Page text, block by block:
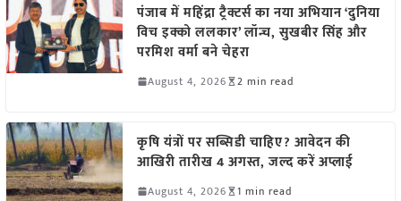
पंजाब में महिंद्रा ट्रैक्टर्स का नया अभियान ‘दुनिया
विच इक्को ललकार’ लॉन्च, सुखबीर सिंह और
परमिश वर्मा बने चेहरा
August 4, 2026 2 min read
कृषि यंत्रों पर सब्सिडी चाहिए? आवेदन की
आखिरी तारीख 4 अगस्त, जल्द करें अप्लाई
August 4, 2026 1 min read